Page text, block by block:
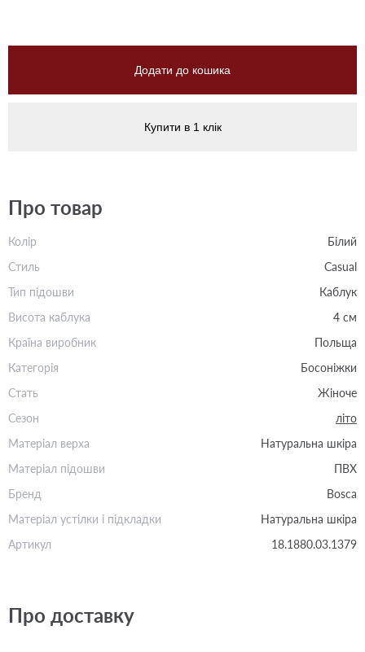
Додати до кошика
Купити в 1 клік
Про товар
Колір
Білий
Стиль
Casual
Тип підошви
Каблук
Висота каблука
4 см
Країна виробник
Польща
Категорія
Босоніжки
Стать
Жіноче
Сезон
літо
Матеріал верха
Натуральна шкіра
Матеріал підошви
ПВХ
Бренд
Bosca
Матеріал устілки і підкладки
Натуральна шкіра
Артикул
18.1880.03.1379
Про доставку